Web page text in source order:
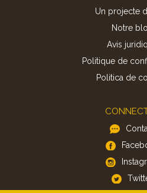
Un projecte
Notre
Avis
Politique de
Politica de